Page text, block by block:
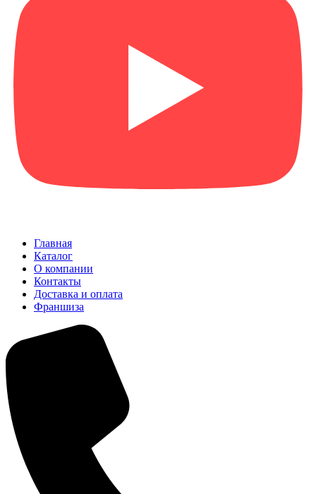
Главная
Каталог
О компании
Контакты
Доставка и оплата
Франшиза